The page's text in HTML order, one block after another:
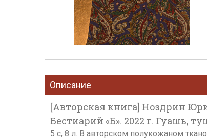
Описание
[Авторская книга] Ноздрин
Бестиарий «Б». 2022 г. Гуашь,
5 с, 8 л. В авторском полукожаном